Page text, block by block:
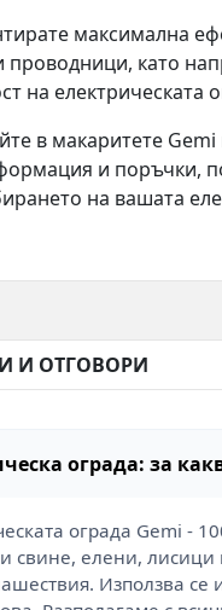
максимална
проводници, като
на електрическата
в макаритете
и поръчки,
на вашата
И ОТГОВОРИ
ограда: за
ограда Gemi -
свине, елени, лисици
Използва